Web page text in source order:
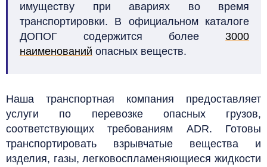
имуществу при авариях во время
транспортировки. В официальном каталоге
ДОПОГ содержится более 3000
наименований опасных веществ.
Наша транспортная компания предоставляет
услуги по перевозке опасных грузов,
соответствующих требованиям ADR. Готовы
транспортировать взрывчатые вещества и
изделия, газы, легковоспламеняющиеся жидкости